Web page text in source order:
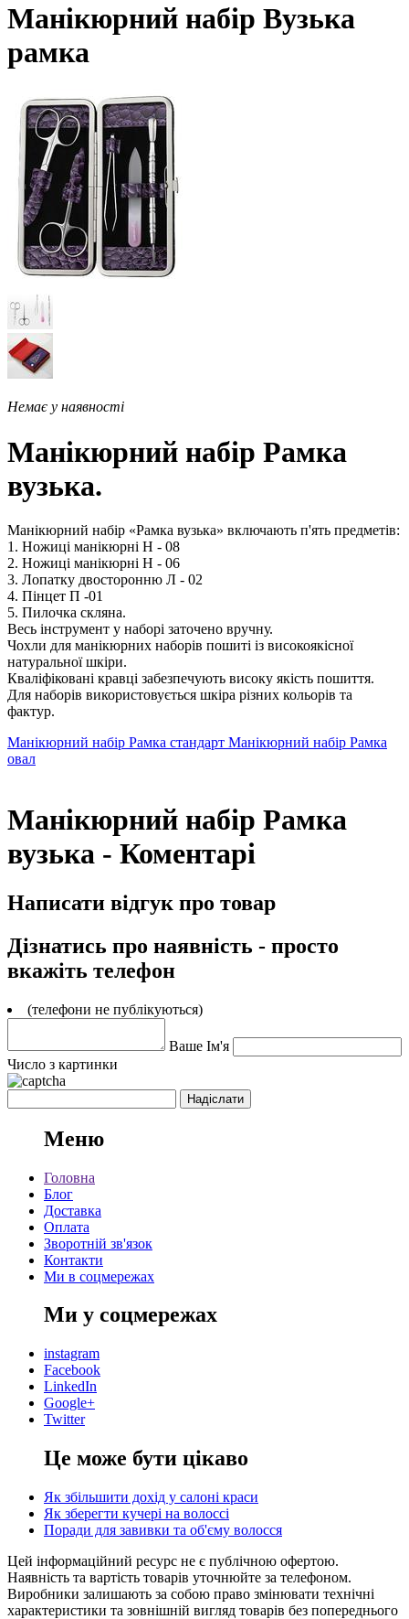
Манікюрний набір Вузька
рамка
Немає у наявності
Манікюрний набір Рамка
вузька.
Манікюрний набір «Рамка вузька» включають п'ять предметів:
1. Ножиці манікюрні Н - 08
2. Ножиці манікюрні Н - 06
3. Лопатку двосторонню Л - 02
4. Пінцет П -01
5. Пилочка скляна.
Весь інструмент у наборі заточено вручну.
Чохли для манікюрних наборів пошиті із високоякісної
натуральної шкіри.
Кваліфіковані кравці забезпечують високу якість пошиття.
Для наборів використовується шкіра різних кольорів та
фактур.
Манікюрний набір Рамка стандарт Манікюрний набір Рамка
овал
Манікюрний набір Рамка
вузька - Коментарі
Написати відгук про товар
Дізнатись про наявність - просто
вкажіть телефон
(телефони не публікуються)
Ваше Ім'я
Число з картинки
Меню
Головна
Блог
Доставка
Оплата
Зворотній зв'язок
Контакти
Ми в соцмережах
Ми у соцмережах
instagram
Facebook
LinkedIn
Google+
Twitter
Це може бути цікаво
Як збільшити дохід у салоні краси
Як зберегти кучері на волоссі
Поради для завивки та об'єму волосся
Цей інформаційний ресурс не є публічною офертою.
Наявність та вартість товарів уточнюйте за телефоном.
Виробники залишають за собою право змінювати технічні
характеристики та зовнішній вигляд товарів без попереднього